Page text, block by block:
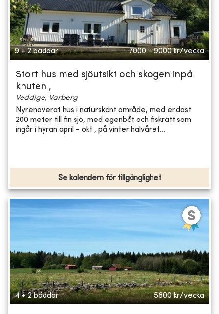
9 + 2 bäddar 7000 - 9000 kr/vecka
Stort hus med sjöutsikt och skogen inpå
knuten ,
Veddige, Varberg
Nyrenoverat hus i naturskönt område, med endast
200 meter till fin sjö, med egenbåt och fiskrätt som
ingår i hyran april - okt , på vinter halvåret...
Se kalendern för tillgänglighet
4 + 2 bäddar 5800 kr/vecka